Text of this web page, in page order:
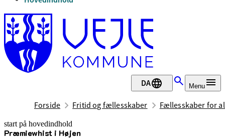
DA Menu
Forside Fritid og fællesskaber Fællesskaber for
start på hovedindhold
Præmiewhist i Højen
senest opdateret 1. juli 2026